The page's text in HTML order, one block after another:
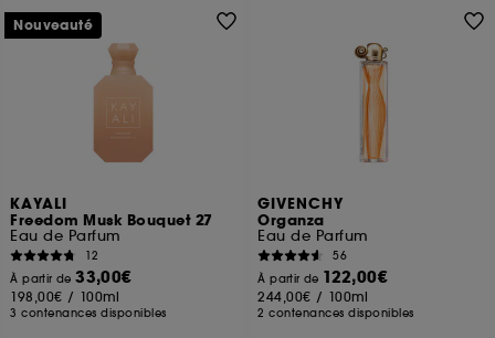
KAYALI
Freedom Musk Bouquet 27
Eau de Parfum
12
À partir de33,00€
198,00€ / 100ml
3 contenances disponibles
Nouveauté
GIVENCHY
Organza
Eau de Parfum
56
À partir de 122,00€
244,00€ / 100ml
2 contenances disponibles